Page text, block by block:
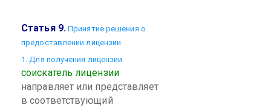
Статья 9.Принятие решения о
предоставлении лицензии
1. Для получения лицензии
соискатель лицензии
направляет или представляет
в соответствующий